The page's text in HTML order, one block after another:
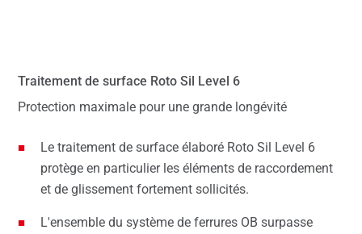
Traitement de surface Roto Sil Level 6
Protection maximale pour une grande longévité
Le traitement de surface élaboré Roto Sil Level 6
protège en particulier les éléments de raccordement
et de glissement fortement sollicités.
L'ensemble du système de ferrures OB surpasse